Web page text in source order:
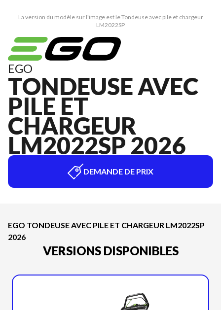
La version du modèle sur l'image est le Tondeuse avec pile et chargeur
LM2022SP
EGO
TONDEUSE AVEC
PILE ET
CHARGEUR
LM2022SP 2026
DEMANDE DE PRIX
EGO TONDEUSE AVEC PILE ET CHARGEUR LM2022SP
2026
VERSIONS DISPONIBLES